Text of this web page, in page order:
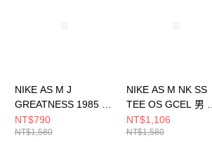
NIKE AS M J
GREATNESS 1985 SS
TEE G 男 短袖上衣 白
HM4901110
NT$790
NT$1,580
NIKE AS M NK SS
TEE OS GCEL 男 短
袖上衣 IH9269010
NT$1,106
NT$1,580